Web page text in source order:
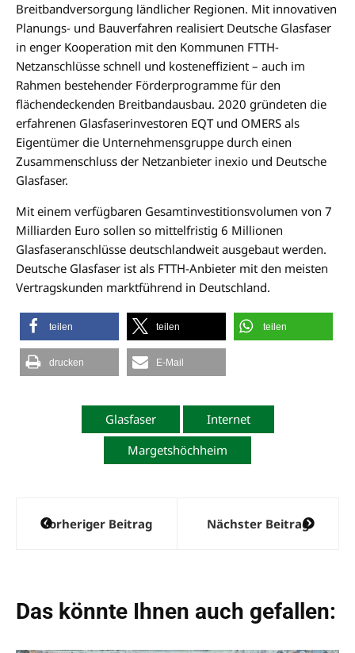
Breitbandversorgung ländlicher Regionen. Mit innovativen
Planungs- und Bauverfahren realisiert Deutsche Glasfaser
in enger Kooperation mit den Kommunen FTTH-
Netzanschlüsse schnell und kosteneffizient – auch im
Rahmen bestehender Förderprogramme für den
flächendeckenden Breitbandausbau. 2020 gründeten die
erfahrenen Glasfaserinvestoren EQT und OMERS als
Eigentümer die Unternehmensgruppe durch einen
Zusammenschluss der Netzanbieter inexio und Deutsche
Glasfaser.
Mit einem verfügbaren Gesamtinvestitionsvolumen von 7
Milliarden Euro sollen so mittelfristig 6 Millionen
Glasfaseranschlüsse deutschlandweit ausgebaut werden.
Deutsche Glasfaser ist als FTTH-Anbieter mit den meisten
Vertragskunden marktführend in Deutschland.
teilen teilen teilen
drucken E-Mail
Glasfaser
Internet
Margetshöchheim
Beitragsnavigation
Vorheriger Beitrag Nächster Beitrag
Das könnte Ihnen auch gefallen: